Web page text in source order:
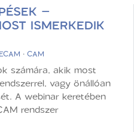
–
ISMERKEDIK
·CAM
számára, akik most
vagy önállóan
A webinar keretében
rendszer